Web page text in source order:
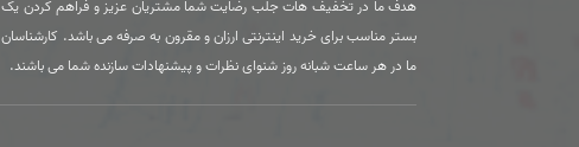
هدف ما در تخفیف هات جلب رضایت شما مشتریان عزیز و فراهم کردن یک
بستر مناسب برای خرید اینترنتی ارزان و مقرون به صرفه می باشد. کارشناسان
ما در هر ساعت شبانه روز شنوای نظرات و پیشنهادات سازنده شما می باشند.